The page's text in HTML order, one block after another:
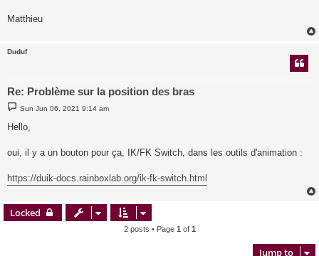
Matthieu
Duduf
Re: Problème sur la position des bras
P
o
s
t
Sun Jun 06, 2021 9:14 am
Hello,
oui, il y a un bouton pour ça, IK/FK Switch, dans les outils d'animation :
https://duik-docs.rainboxlab.org/ik-fk-switch.html
Locked
2 posts • Page 1 of 1
Jump to